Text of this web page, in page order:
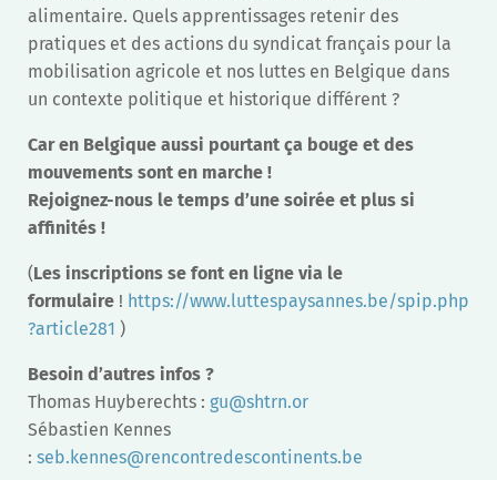
alimentaire. Quels apprentissages retenir des
pratiques et des actions du syndicat français pour la
mobilisation agricole et nos luttes en Belgique dans
un contexte politique et historique différent ?
Car en Belgique aussi pourtant ça bouge et des
mouvements sont en marche !
Rejoignez-nous le temps d’une soirée et plus si
affinités !
(Les inscriptions se font en ligne via le
formulaire ! https://www.luttespaysannes.be/spip.php
?article281 )
Besoin d’autres infos ?
Thomas Huyberechts : gu@shtrn.or
Sébastien Kennes
: seb.kennes@rencontredescontinents.be